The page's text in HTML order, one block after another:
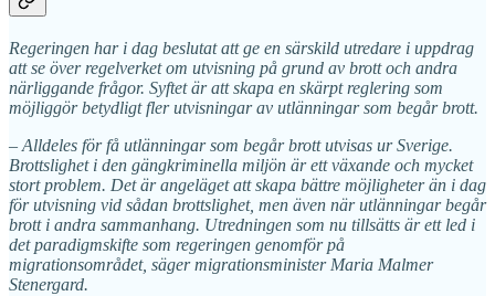
Regeringen har i dag beslutat att ge en särskild utredare i uppdrag
att se över regelverket om utvisning på grund av brott och andra
närliggande frågor. Syftet är att skapa en skärpt reglering som
möjliggör betydligt fler utvisningar av utlänningar som begår brott.
– Alldeles för få utlänningar som begår brott utvisas ur Sverige.
Brottslighet i den gängkriminella miljön är ett växande och mycket
stort problem. Det är angeläget att skapa bättre möjligheter än i dag
för utvisning vid sådan brottslighet, men även när utlänningar begår
brott i andra sammanhang. Utredningen som nu tillsätts är ett led i
det paradigmskifte som regeringen genomför på
migrationsområdet, säger migrationsminister Maria Malmer
Stenergard.